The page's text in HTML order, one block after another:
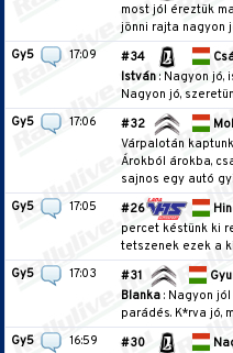
most jól éreztük
jönni rajta nagyon
Gy5
17:09 #34
István: Nagyon jó,
Nagyon jó,
Gy5
17:06 #32
Várpalotán
Árokból árokba,
sajnos egy autó
Gy5
17:05 #26
percet késtünk ki
tetszenek ezek a
Gy5
17:03 #31
Blanka: Nagyon jól
parádés. K*rva jó,
Gy5
16:59 #30